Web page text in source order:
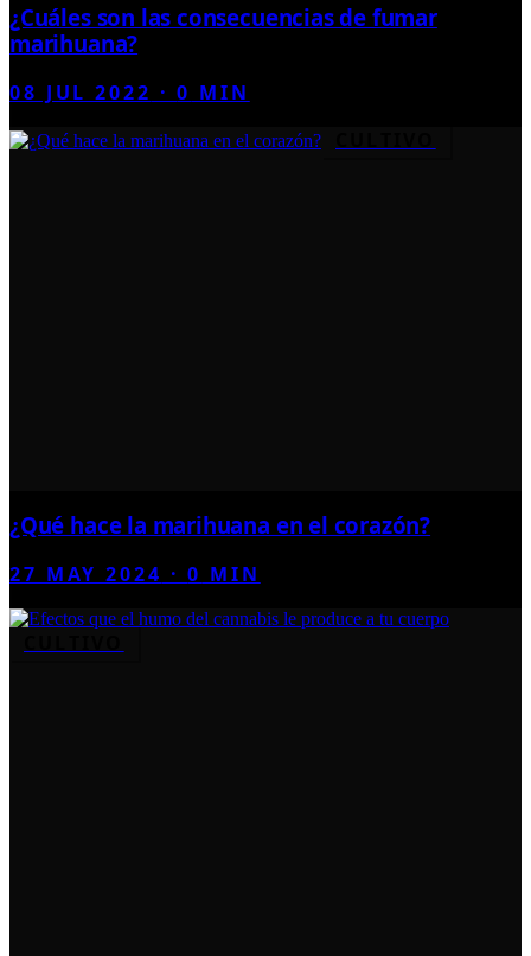
¿Cuáles son las consecuencias de fumar
marihuana?
08 JUL 2022 ·0 MIN
¿Qué hace la marihuana en el corazón?
27 MAY 2024 ·0 MIN